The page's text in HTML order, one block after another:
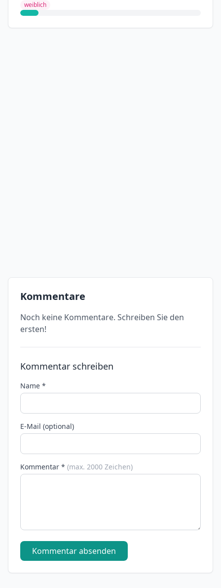
weiblich
Kommentare
Noch keine Kommentare. Schreiben Sie den
ersten!
Kommentar schreiben
Name *
E-Mail (optional)
Kommentar * (max. 2000 Zeichen)
Kommentar absenden